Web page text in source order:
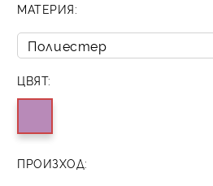
МАТЕРИЯ:
ЦВЯТ:
ПРОИЗХОД: